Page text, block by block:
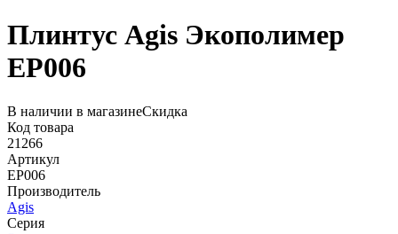
Плинтус Agis Экополимер
EP006
В наличии в магазинеСкидка
Код товара
21266
Артикул
EP006
Производитель
Agis
Серия